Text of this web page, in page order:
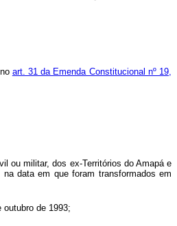
art. 31 da Emenda Constitucional nº 19,
ou militar, dos ex-Territórios do Amapá e
data em que foram transformados em
de 1993;